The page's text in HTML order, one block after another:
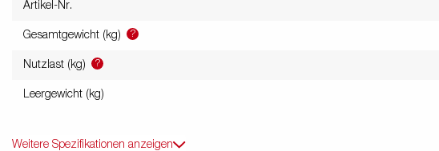
Artikel-Nr.
Gesamtgewicht (kg) ?
Nutzlast (kg) ?
Leergewicht (kg)
Weitere Spezifikationen anzeigen